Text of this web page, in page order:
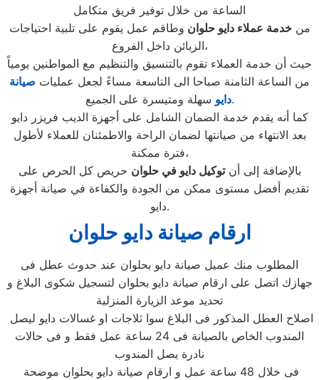
الساعة من خلال توفير فريق متكامل
منخدمة عملاء دايو حلوان وطاقم عمل يقوم على تلبية احتياجات
الزبائن داخل الفروع،
حيث أن خدمة العملاء تقوم بالتنسيق والتنظيم مع المواطنين يومياً
من الساعة الثامنة صباحا الى التاسعة مساءً لجعل عمليات صيانة
دايوسهلة ومتيسرة على الجميع.
كما أنه يقدم خدمة الضمان الشامل على أجهزة الديب فريزر دايو
بعد الانتهاء من صيانتها لضمان الراحة والاطمئنان للعملاء لأطول
فترة ممكنة،
بالإضافة إلى أنتوكيل دايو في حلوان حريص كل الحرص على
تقديم أفضل مستوى ممكن من الجودة والكفاءة في صيانة أجهزة
دايو.
ارقام صيانة دايو حلوان
المطلوب منك عميل صيانة دايو بحلوان عند حدوث عطل فى
جهازك اتصل على ارقام صيانة دايو بحلوان لتسجيل شكوى البلاغ و
تحديد موعد الزيارة المنزلية
المندوب الخاص بالصيانة فى 24 ساعة عمل فقط و فى حالات
نادرة يصل المندوب